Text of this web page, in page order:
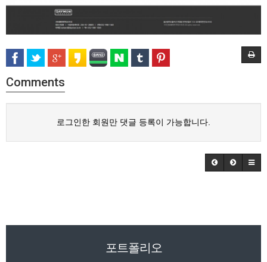
Comments
로그인한 회원만 댓글 등록이 가능합니다.
포트폴리오